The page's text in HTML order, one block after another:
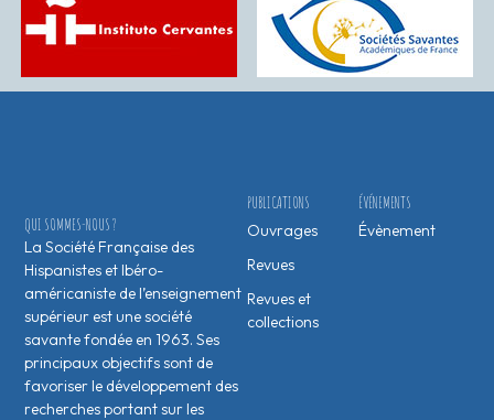
ÉVÉNEMENTS
Évènement
PUBLICATIONS
Ouvrages
Revues
Revues et
collections
QUI SOMMES-NOUS ?
La Société Française des
Hispanistes et Ibéro-
américaniste de l’enseignement
supérieur est une société
savante fondée en 1963. Ses
principaux objectifs sont de
favoriser le développement des
recherches portant sur les